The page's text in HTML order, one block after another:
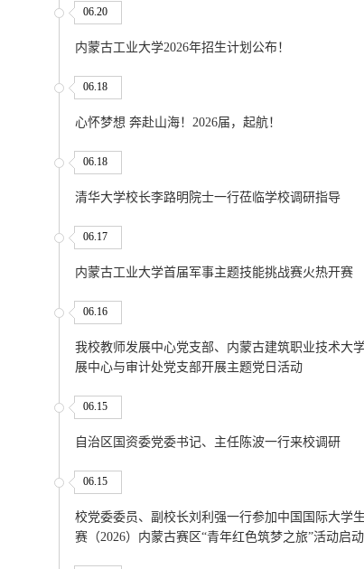
06.20
内蒙古工业大学2026年招生计划公布！
06.18
心怀梦想 奔赴山海！2026届，起航！
06.18
清华大学校长李路明院士一行莅临学校调研指导
06.17
内蒙古工业大学首届军事主题技能挑战赛火热开赛
06.16
我校教师发展中心党支部、内蒙古建筑职业技术大
展中心与审计处党支部开展主题党日活动
06.15
自治区国资委党委书记、主任陈波一行来校调研
06.15
校党委委员、副校长刘利强一行参加中国国际大学
赛（2026）内蒙古赛区“青年红色筑梦之旅”活动启